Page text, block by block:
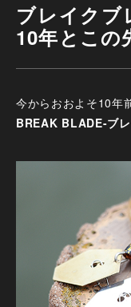
ブレイクブ
10年とこの
今からおおよそ10年
BREAK BLADE-ブ